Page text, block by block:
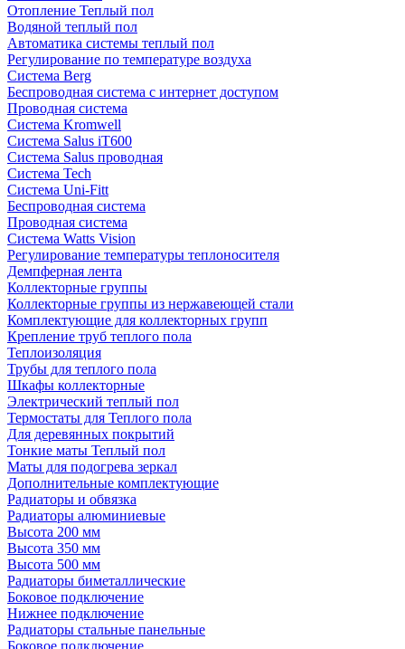
Отопление Теплый пол
Водяной теплый пол
Автоматика системы теплый пол
Регулирование по температуре воздуха
Система Berg
Беспроводная система с интернет доступом
Проводная система
Система Kromwell
Система Salus iT600
Система Salus проводная
Система Tech
Система Uni-Fitt
Беспроводная система
Проводная система
Система Watts Vision
Регулирование температуры теплоносителя
Демпферная лента
Коллекторные группы
Коллекторные группы из нержавеющей стали
Комплектующие для коллекторных групп
Крепление труб теплого пола
Теплоизоляция
Трубы для теплого пола
Шкафы коллекторные
Электрический теплый пол
Термостаты для Теплого пола
Для деревянных покрытий
Тонкие маты Теплый пол
Маты для подогрева зеркал
Дополнительные комплектующие
Радиаторы и обвязка
Радиаторы алюминиевые
Высота 200 мм
Высота 350 мм
Высота 500 мм
Радиаторы биметаллические
Боковое подключение
Нижнее подключение
Радиаторы стальные панельные
Боковое подключение